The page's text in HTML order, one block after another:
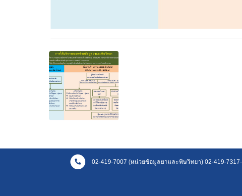
02-419-7007 (หน่วยข้อมูลยาและพิษวิทยา) 02-419-